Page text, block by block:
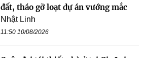
đất, tháo gỡ loạt dự án vướng mắc
Nhật Linh
11:50 10/08/2026